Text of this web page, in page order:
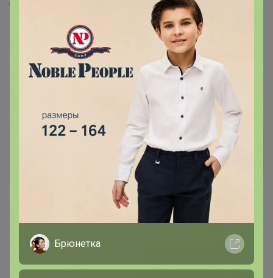
Чинят..
Кандидат в магистры
Бонифаций
, Андрей здравствуйте, у меня с прошлого
понедельника оплачен глицин и магний, они еще не
поступили?
Брюнетка